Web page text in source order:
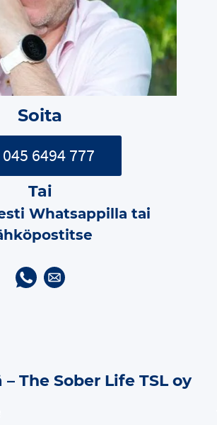
Soita
045 6494 777
Tai
Whatsappilla tai
The Sober Life TSL oy